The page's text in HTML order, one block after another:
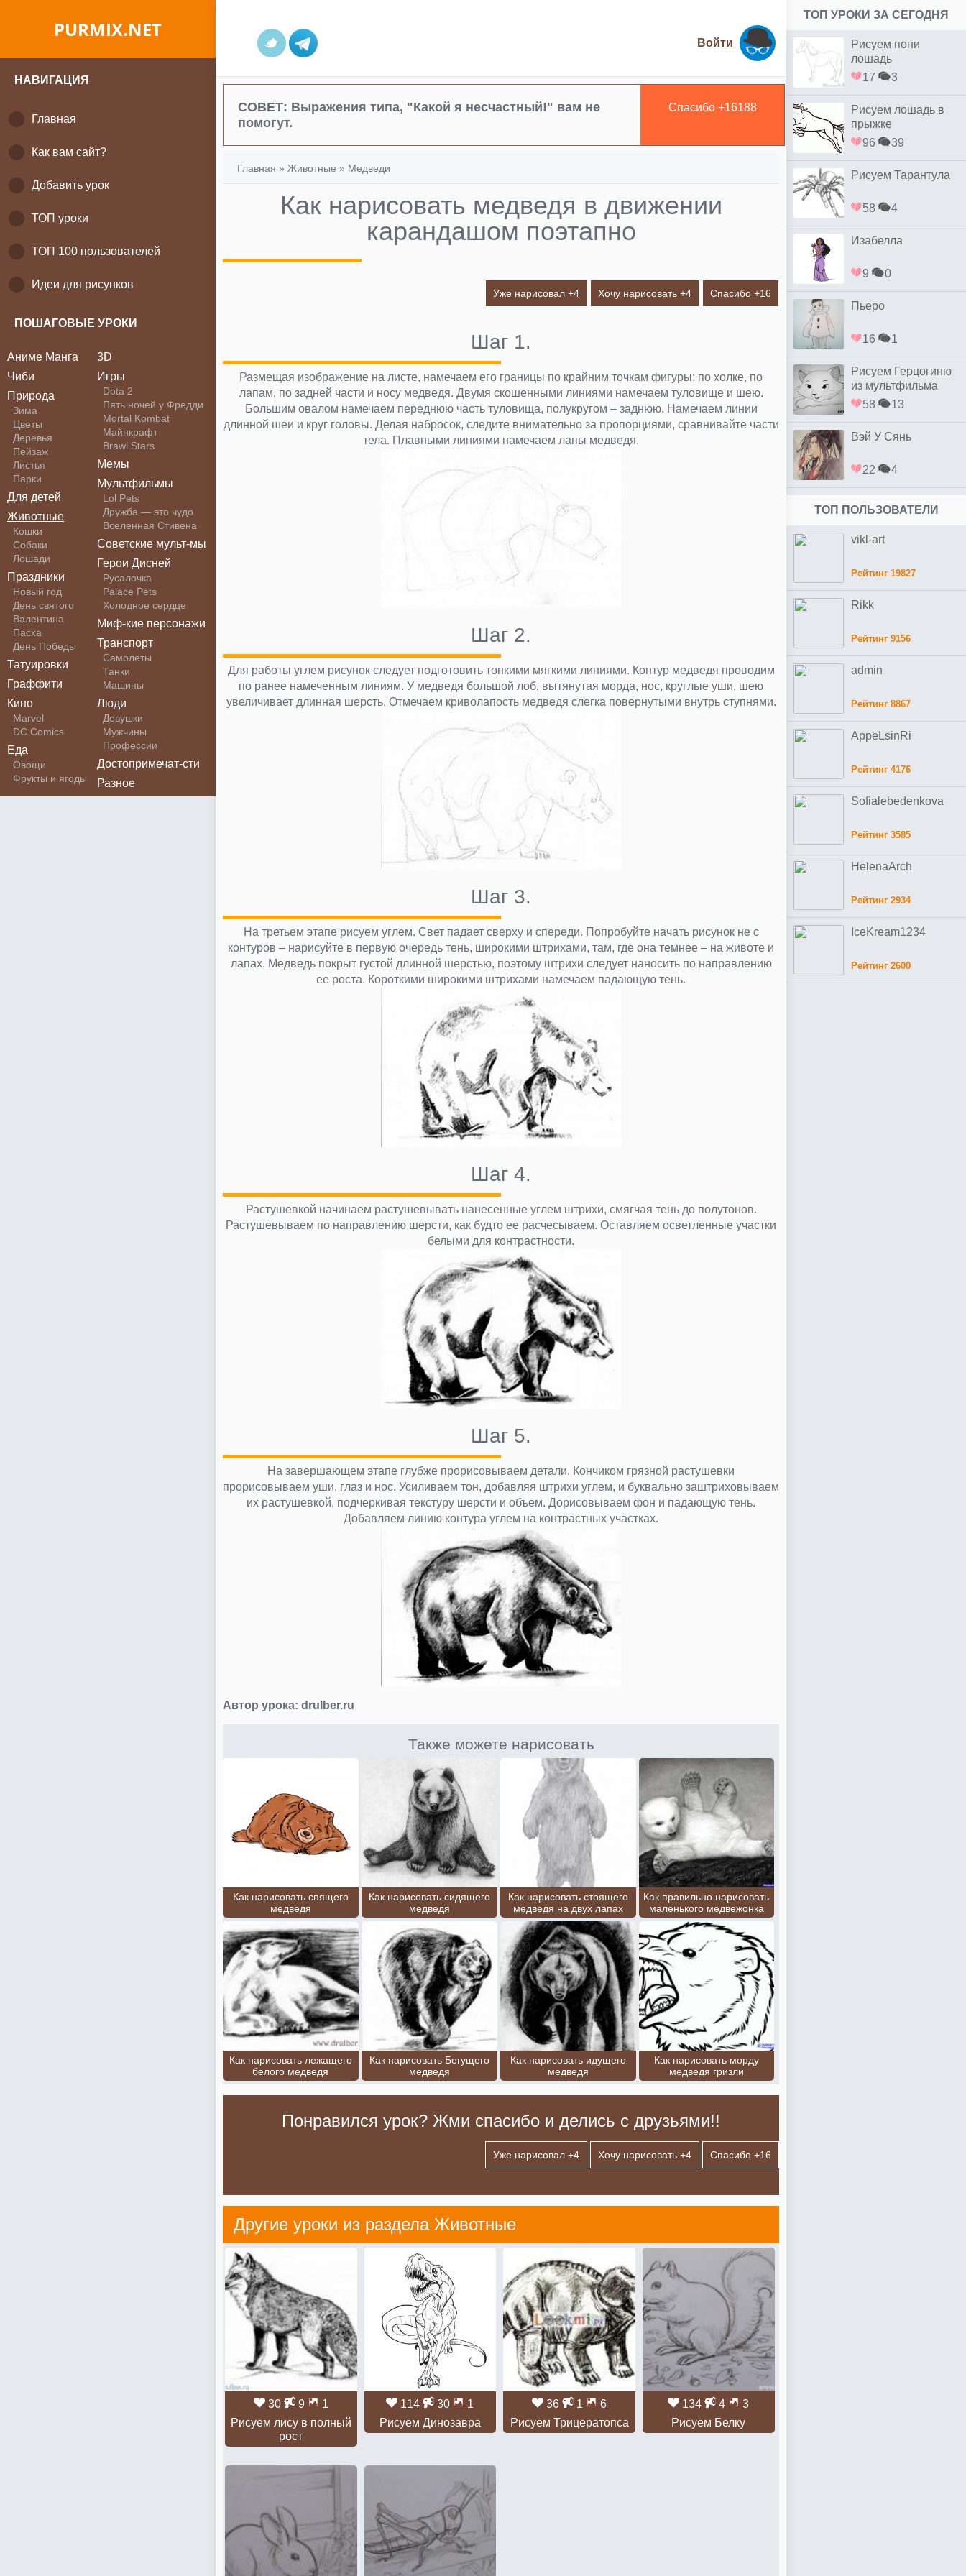
PURMIX.NET
НАВИГАЦИЯ
Главная
Как вам сайт?
Добавить урок
ТОП уроки
ТОП 100 пользователей
Идеи для рисунков
ПОШАГОВЫЕ УРОКИ
Аниме Манга
Чиби
Природа
Зима
Цветы
Деревья
Пейзаж
Листья
Парки
Для детей
Животные
Кошки
Собаки
Лошади
Праздники
Новый год
День святого
Валентина
Пасха
День Победы
Татуировки
Граффити
Кино
Marvel
DC Comics
Еда
Овощи
Фрукты и ягоды
3D
Игры
Dota 2
Пять ночей у Фредди
Mortal Kombat
Майнкрафт
Brawl Stars
Мемы
Мультфильмы
Lol Pets
Дружба — это чудо
Вселенная Стивена
Советские мульт-мы
Герои Дисней
Русалочка
Palace Pets
Холодное сердце
Миф-кие персонажи
Транспорт
Самолеты
Танки
Машины
Люди
Девушки
Мужчины
Профессии
Достопримечат-сти
Разное
Войти
СОВЕТ: Выражения типа, "Какой я несчастный!" вам не
помогут.
Спасибо +16188
Главная » Животные » Медведи
Как нарисовать медведя в движении
карандашом поэтапно
Уже нарисовал +4 Хочу нарисовать +4 Спасибо +16
Шаг 1.
Размещая изображение на листе, намечаем его границы по крайним точкам фигуры: по холке, по
лапам, по задней части и носу медведя. Двумя скошенными линиями намечаем туловище и шею.
Большим овалом намечаем переднюю часть туловища, полукругом – заднюю. Намечаем линии
длинной шеи и круг головы. Делая набросок, следите внимательно за пропорциями, сравнивайте части
тела. Плавными линиями намечаем лапы медведя.
Шаг 2.
Для работы углем рисунок следует подготовить тонкими мягкими линиями. Контур медведя проводим
по ранее намеченным линиям. У медведя большой лоб, вытянутая морда, нос, круглые уши, шею
увеличивает длинная шерсть. Отмечаем криволапость медведя слегка повернутыми внутрь ступнями.
Шаг 3.
На третьем этапе рисуем углем. Свет падает сверху и спереди. Попробуйте начать рисунок не с
контуров – нарисуйте в первую очередь тень, широкими штрихами, там, где она темнее – на животе и
лапах. Медведь покрыт густой длинной шерстью, поэтому штрихи следует наносить по направлению
ее роста. Короткими широкими штрихами намечаем падающую тень.
Шаг 4.
Растушевкой начинаем растушевывать нанесенные углем штрихи, смягчая тень до полутонов.
Растушевываем по направлению шерсти, как будто ее расчесываем. Оставляем осветленные участки
белыми для контрастности.
Шаг 5.
На завершающем этапе глубже прорисовываем детали. Кончиком грязной растушевки
прорисовываем уши, глаз и нос. Усиливаем тон, добавляя штрихи углем, и буквально заштриховываем
их растушевкой, подчеркивая текстуру шерсти и объем. Дорисовываем фон и падающую тень.
Добавляем линию контура углем на контрастных участках.
Автор урока: drulber.ru
Также можете нарисовать
Как нарисовать спящего
медведя
Как нарисовать сидящего
медведя
Как нарисовать стоящего
медведя на двух лапах
Как правильно нарисовать
маленького медвежонка
Как нарисовать лежащего
белого медведя
Как нарисовать Бегущего
медведя
Как нарисовать идущего
медведя
Как нарисовать морду
медведя гризли
Понравился урок? Жми спасибо и делись с друзьями!!
Уже нарисовал +4 Хочу нарисовать +4 Спасибо +16
Другие уроки из раздела Животные
30 9
1
Рисуем лису в полный
рост
114 30
1
Рисуем Динозавра
36 1
6
Рисуем Трицератопса
134 4
3
Рисуем Белку
ТОП УРОКИ ЗА СЕГОДНЯ
Рисуем пони
лошадь
17
3
Рисуем лошадь в
прыжке
96
39
Рисуем Тарантула
58 4
Изабелла
9 0
Пьеро
16 1
Рисуем Герцогиню
из мультфильма
коты Аристократы
58 13
Вэй У Сянь
22 4
ТОП ПОЛЬЗОВАТЕЛИ
vikl-art
Рейтинг 19827
Rikk
Рейтинг 9156
admin
Рейтинг 8867
AppeLsinRi
Рейтинг 4176
Sofialebedenkova
Рейтинг 3585
HelenaArch
Рейтинг 2934
IceKream1234
Рейтинг 2600